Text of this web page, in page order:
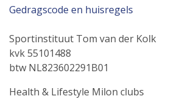
Gedragscode en huisregels
Sportinstituut Tom van der Kolk
kvk 55101488
btw NL823602291B01
Health & Lifestyle Milon clubs